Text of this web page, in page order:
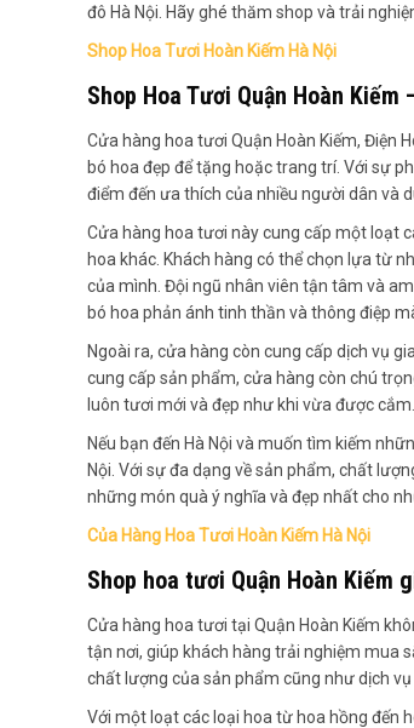
đô Hà Nội. Hãy ghé thăm shop và trải
Shop Hoa Tươi Hoàn Kiếm Hà Nội
Shop Hoa Tươi Quận Hoàn Kiếm
Cửa hàng hoa tươi Quận Hoàn Kiếm, Điện
bó hoa đẹp để tặng hoặc trang trí. Với sự
điểm đến ưa thích của nhiều người dân và
Cửa hàng hoa tươi này cung cấp một loạt
hoa khác. Khách hàng có thể chọn lựa từ
của mình. Đội ngũ nhân viên tận tâm và
bó hoa phản ánh tinh thần và thông điệp
Ngoài ra, cửa hàng còn cung cấp dịch vụ
cung cấp sản phẩm, cửa hàng còn chú
luôn tươi mới và đẹp như khi vừa được cắm.
Nếu bạn đến Hà Nội và muốn tìm kiếm
Nội. Với sự đa dạng về sản phẩm, chất
những món quà ý nghĩa và đẹp nhất cho
Của Hàng Hoa Tươi Hoàn Kiếm Hà Nội
Shop hoa tươi Quận Hoàn Kiếm
Cửa hàng hoa tươi tại Quận Hoàn Kiếm
tận nơi, giúp khách hàng trải nghiệm mua
chất lượng của sản phẩm cũng như dịch vụ
Với một loạt các loại hoa từ hoa hồng đến